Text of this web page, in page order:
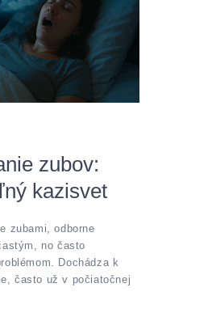
zubov:
kazisvet
zubami, odborne
no často
Dochádza k
často už v počiatočnej